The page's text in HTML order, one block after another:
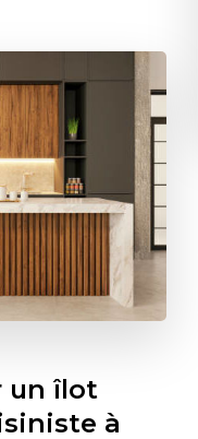
un îlot
à